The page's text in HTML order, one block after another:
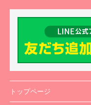
トップページ